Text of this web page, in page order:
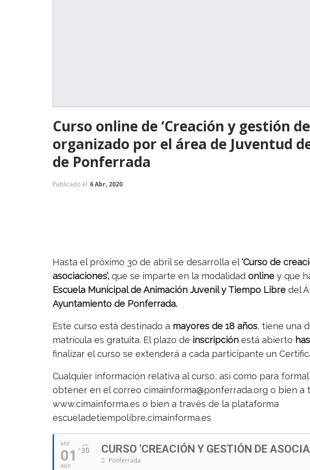
Curso online de ‘Creación y gestión
organizado por el área de Juventud
de Ponferrada
Publicado el 6 Abr, 2020
Hasta el próximo 30 de abril se desarrolla el‘Curso de
asociaciones’, que se imparte en la modalidad online y que
Escuela Municipal de Animación Juvenil y Tiempo Libre del
Ayuntamiento de Ponferrada.
Este curso está destinado a mayores de 18 años, tiene una
matrícula es gratuita. El plazo de inscripción está abierto
finalizar el curso se extenderá a cada participante un
Cualquier información relativa al curso, así como para
obtener en el correo cimainforma@ponferrada.org o bien a
www.cimainforma.es o bien a través de la plataforma
escueladetiempolibre.cimainforma.es
MIE
01
ABR
JUE
30 CURSO 'CREACIÓN Y GESTIÓN DE
Ponferrada